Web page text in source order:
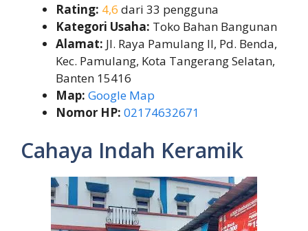
Rating: 4,6 dari 33 pengguna
Kategori Usaha: Toko Bahan Bangunan
Alamat: Jl. Raya Pamulang II, Pd. Benda,
Kec. Pamulang, Kota Tangerang Selatan,
Banten 15416
Map: Google Map
Nomor HP: 02174632671
Cahaya Indah Keramik